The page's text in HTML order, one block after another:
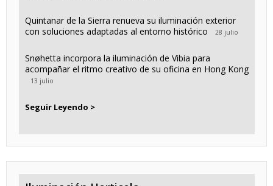
Quintanar de la Sierra renueva su iluminación exterior
con soluciones adaptadas al entorno histórico
28 julio
Snøhetta incorpora la iluminación de Vibia para
acompañar el ritmo creativo de su oficina en Hong Kong
13 julio
Seguir Leyendo >